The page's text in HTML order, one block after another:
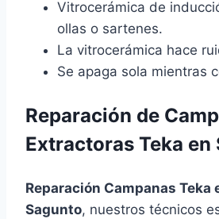
Vitrocerámica de
ollas o sartenes.
La vitrocerámica hace
Se apaga sola mientras
Reparación de
Extractoras Teka en
Reparación Campanas Teka
Sagunto, nuestros técnicos